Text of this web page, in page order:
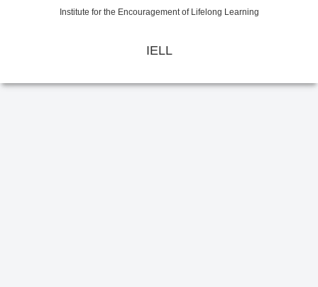
Institute for the Encouragement of Lifelong Learning
IELL